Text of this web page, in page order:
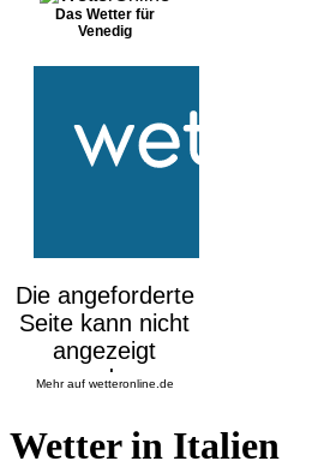
Das Wetter für
Venedig
Mehr auf wetteronline.de
Wetter in Italien